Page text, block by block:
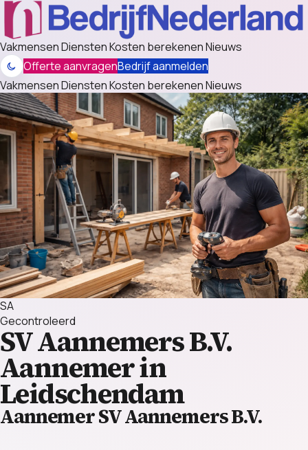
VakmensenDienstenKosten berekenenNieuws
Offerte aanvragenBedrijf aanmelden
VakmensenDienstenKosten berekenenNieuws
SA
Gecontroleerd
SV Aannemers B.V.
Aannemer in
Leidschendam
Aannemer SV Aannemers B.V.